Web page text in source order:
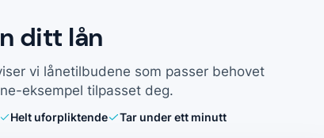
ditt lån
vi lånetilbudene som passer behovet
eksempel tilpasset deg.
Helt uforpliktende Tar under ett minutt